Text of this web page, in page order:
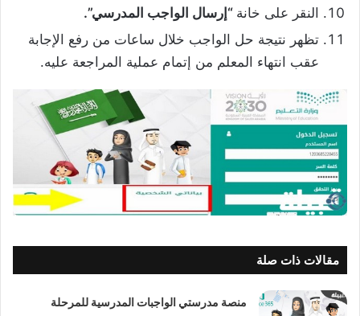
النقر على خانة “إرسال الواجب المدرسي”.
تظهر نتيجة حل الواجب خلال ساعات من رفع الإجابة
عقب انتهاء المعلم من إتمام عملية المراجعة عليه.
مقالات ذات صلة
منصة مدرستي الواجبات المدرسية للمرحلة